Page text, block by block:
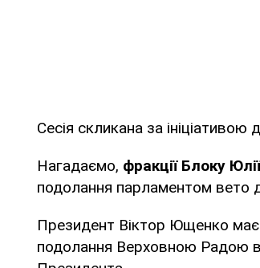
Сесія скликана за
Нагадаємо, фракції Блоку
подолання парламентом вето
Президент Віктор Ющенко має
подолання Верховною Радою